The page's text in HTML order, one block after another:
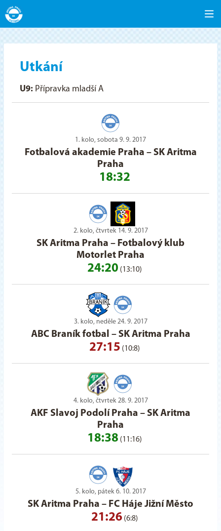
Utkání
U9: Přípravka mladší A
1. kolo, sobota 9. 9. 2017
Fotbalová akademie Praha – SK Aritma
Praha
18:32
2. kolo, čtvrtek 14. 9. 2017
SK Aritma Praha – Fotbalový klub
Motorlet Praha
24:20 (13:10)
3. kolo, neděle 24. 9. 2017
ABC Braník fotbal – SK Aritma Praha
27:15 (10:8)
4. kolo, čtvrtek 28. 9. 2017
AKF Slavoj Podolí Praha – SK Aritma
Praha
18:38 (11:16)
5. kolo, pátek 6. 10. 2017
SK Aritma Praha – FC Háje Jižní Město
21:26 (6:8)